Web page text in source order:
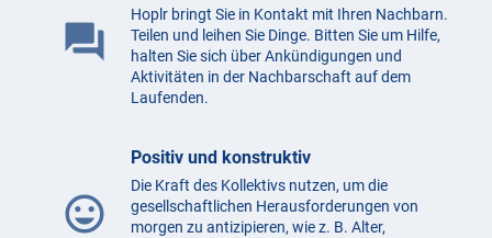
question_answer
Hoplr bringt Sie in Kontakt mit Ihren Nachbarn.
Teilen und leihen Sie Dinge. Bitten Sie um Hilfe,
halten Sie sich über Ankündigungen und
Aktivitäten in der Nachbarschaft auf dem
Laufenden.
mood
Positiv und konstruktiv
Die Kraft des Kollektivs nutzen, um die
gesellschaftlichen Herausforderungen von
morgen zu antizipieren, wie z. B. Alter,